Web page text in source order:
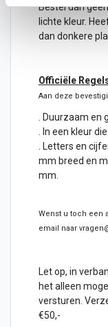
Bestel dan
lichte kleur.
dan donkere
Officiële
Aan deze
. Duurzaam en
. In een kleur
. Letters en
mm breed en
mm.
Wenst u toch een
email naar
Let op, in
het alleen
versturen.
€50,-